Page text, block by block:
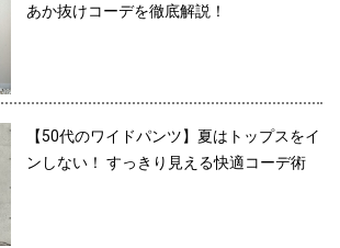
あか抜けコーデを徹底解説！
【50代のワイドパンツ】夏はトップスをイ
ンしない！ すっきり見える快適コーデ術